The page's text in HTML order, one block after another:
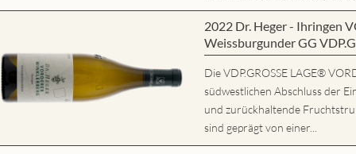
2022 Dr. Heger - Ihringen
Weissburgunder GG
Die VDP.GROSSE LAGE®
südwestlichen Abschluss der
und zurückhaltende
sind geprägt von einer...